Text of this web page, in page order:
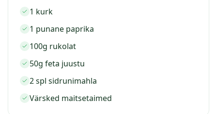
1 kurk
1 punane paprika
100g rukolat
50g feta juustu
2 spl sidrunimahla
Värsked maitsetaimed